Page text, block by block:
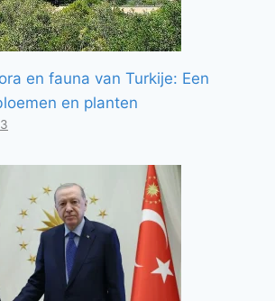
en fauna van Turkije: Een
en planten